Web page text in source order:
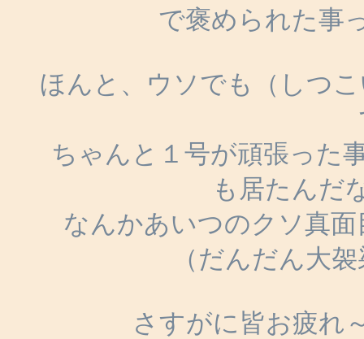
で褒められた事
ほんと、ウソでも（しつ
ちゃんと１号が頑張った
も居たんだ
なんかあいつのクソ真
（だんだん大
さすがに皆お疲れ